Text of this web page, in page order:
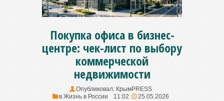
Покупка офиса в бизнес-
центре: чек-лист по выбору
коммерческой
недвижимости
Опубликовал: КрымPRESS
в Жизнь в России 11:02 25.05.2026